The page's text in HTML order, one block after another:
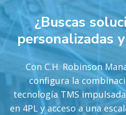
¿Buscas
personalizadas
Con C.H. Robinson
configura la
tecnología TMS
en 4PL y acceso a una